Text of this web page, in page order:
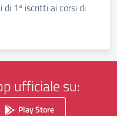
1ª iscritti ai corsi di
ufficiale su:
Play Store